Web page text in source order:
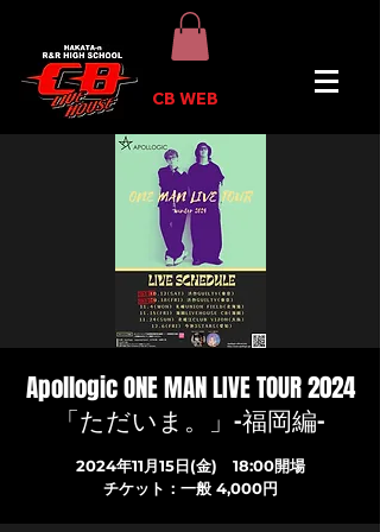
CB WEB
Apollogic ONE MAN LIVE TOUR 2024
「ただいま。」-福岡編-
2024年11月15日(金) 18:00開場
チケット：一般 4,000円